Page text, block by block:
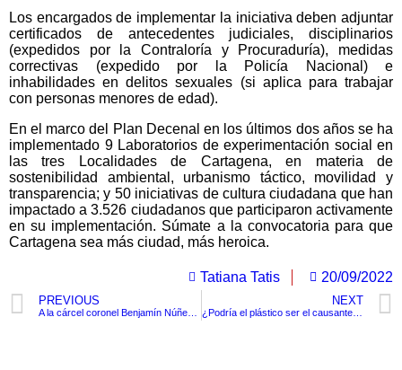
Los encargados de implementar la iniciativa deben adjuntar
certificados de antecedentes judiciales, disciplinarios
(expedidos por la Contraloría y Procuraduría), medidas
correctivas (expedido por la Policía Nacional) e
inhabilidades en delitos sexuales (si aplica para trabajar
con personas menores de edad).
En el marco del Plan Decenal en los últimos dos años se ha
implementado 9 Laboratorios de experimentación social en
las tres Localidades de Cartagena, en materia de
sostenibilidad ambiental, urbanismo táctico, movilidad y
transparencia; y 50 iniciativas de cultura ciudadana que han
impactado a 3.526 ciudadanos que participaron activamente
en su implementación. Súmate a la convocatoria para que
Cartagena sea más ciudad, más heroica.
Tatiana Tatis 20/09/2022
PREVIOUS NEXT
¿Podría el plástico ser el causante de la obesidad?